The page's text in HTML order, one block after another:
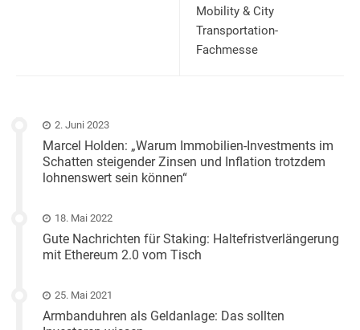
Mobility & City
Transportation-
Fachmesse
2. Juni 2023
Marcel Holden: „Warum Immobilien-Investments im
Schatten steigender Zinsen und Inflation trotzdem
lohnenswert sein können“
18. Mai 2022
Gute Nachrichten für Staking: Haltefristverlängerung
mit Ethereum 2.0 vom Tisch
25. Mai 2021
Armbanduhren als Geldanlage: Das sollten